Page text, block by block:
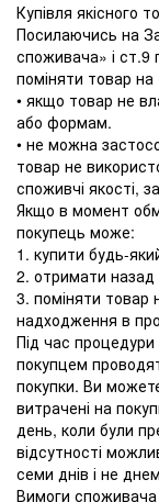
Купівля якісного
Посилаючись на
споживача» і ст.9
поміняти товар
• якщо товар не
або формам.
• не можна
товар не
споживчі якості,
Якщо в момент
покупець може:
1. купити будь-
2. отримати назад
3. поміняти
надходження в
Під час
покупцем
покупки. Ви
витрачені на
день, коли були
відсутності
семи днів і не
Вимоги споживача